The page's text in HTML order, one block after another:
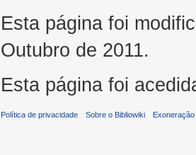
Esta página foi
Outubro de 2011.
Esta página foi
Política de privacidade Sobre o Bibliowiki